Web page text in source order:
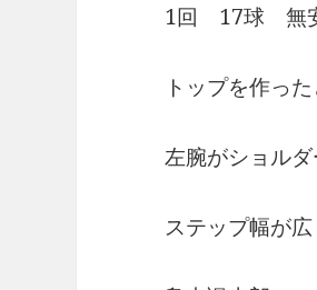
1回 17球 無
トップを作っ
左腕がショル
ステップ幅が